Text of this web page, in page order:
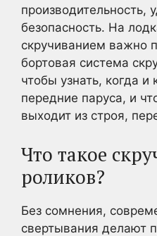
производительность,
безопасность. На
скручиванием важно
бортовая система
чтобы узнать, когда и
передние паруса, и
выходит из строя,
Что такое
роликов?
Без сомнения,
свертывания делают